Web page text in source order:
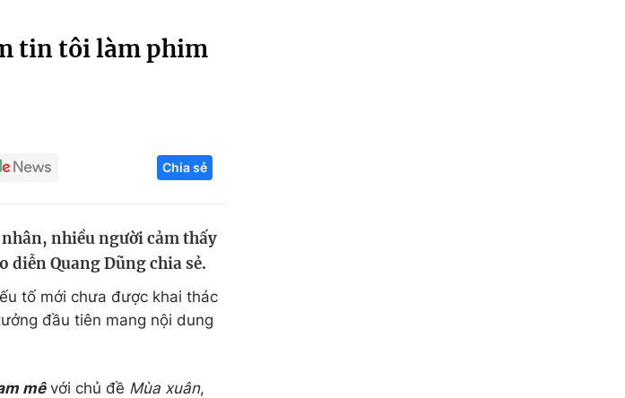
Infographic
Hitech Công nghệ tương lai
Thị trường
tin tôi làm phim
Chia sẻ
nhiều người cảm thấy
Quang Dũng chia sẻ.
tố mới chưa được khai thác
đầu tiên mang nội dung
mêvới chủ đề Mùa xuân,